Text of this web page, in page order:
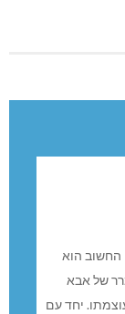
החשוב הוא
של אבא
יחד עם